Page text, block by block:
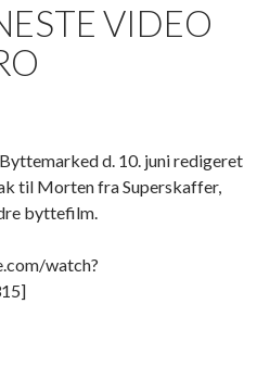
VIDEO
d. 10. juni redigeret
til Morten fra Superskaffer,
byttefilm.
watch?
fra Østerbro